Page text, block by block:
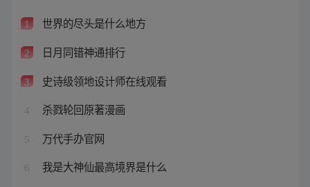
1 世界的尽头是什么地方
2 日月同错神通排行
3 史诗级领地设计师在线观看
4 杀戮轮回原著漫画
5 万代手办官网
6 我是大神仙最高境界是什么